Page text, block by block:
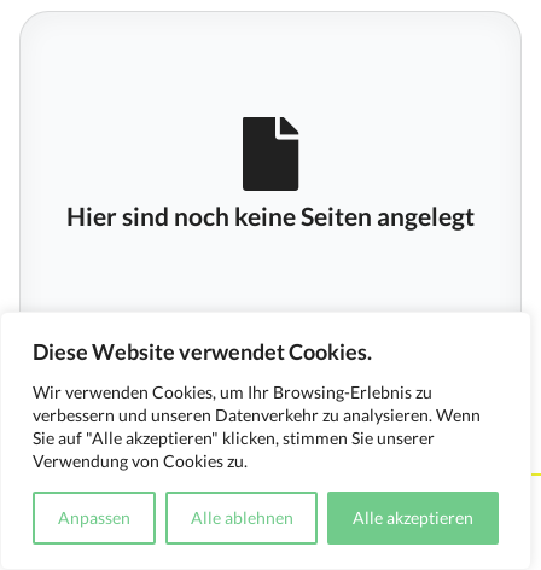
Diese Website verwendet Cookies.
Wir verwenden Cookies, um Ihr Browsing-Erlebnis zu
verbessern und unseren Datenverkehr zu analysieren. Wenn
Sie auf "Alle akzeptieren" klicken, stimmen Sie unserer
Verwendung von Cookies zu.
Anpassen Alle ablehnen Alle akzeptieren
Hier sind noch keine Seiten angelegt
Kontakt Impressum Datenschutzerklärung
Medienverwendungsnachweis